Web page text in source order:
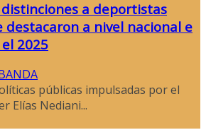
a deportistas
destacaron a nivel nacional e
2025
públicas impulsadas por el
Elías Nediani...